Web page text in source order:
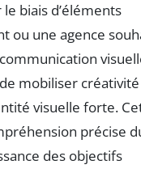
biais d’éléments
ou une agence
mobiliser
visuelle forte.
précise
des objectifs